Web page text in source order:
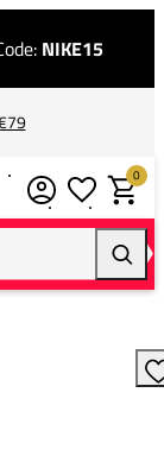
NIKE15
0